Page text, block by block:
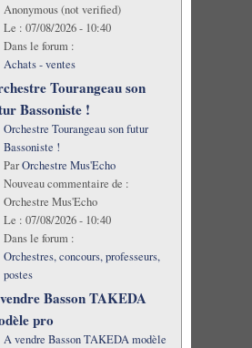
Anonymous (not verified)
Le : 07/08/2026 - 10:40
Dans le forum :
Achats - ventes
Tourangeau son
Bassoniste !
Orchestre Tourangeau son futur
Bassoniste !
ParOrchestre Mus'Echo
Nouveau commentaire de :
Orchestre Mus'Echo
Le : 07/08/2026 - 10:40
Dans le forum :
Orchestres, concours, professeurs,
postes
Basson TAKEDA
pro
A vendre Basson TAKEDA modèle